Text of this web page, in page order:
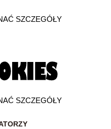
SZCZEGÓŁY
SZCZEGÓŁY